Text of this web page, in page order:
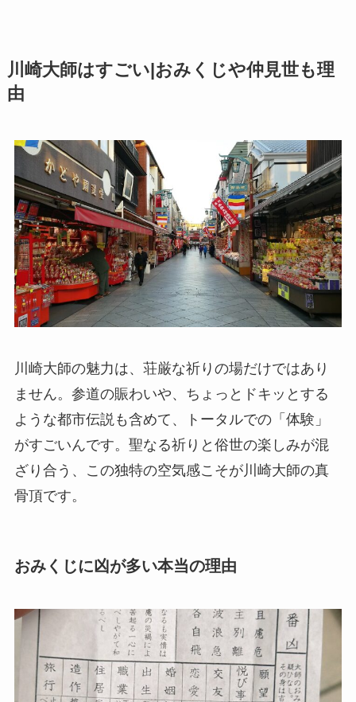
川崎大師はすごい|おみくじや仲見世も理
由
川崎大師の魅力は、荘厳な祈りの場だけではあり
ません。参道の賑わいや、ちょっとドキッとする
ような都市伝説も含めて、トータルでの「体験」
がすごいんです。聖なる祈りと俗世の楽しみが混
ざり合う、この独特の空気感こそが川崎大師の真
骨頂です。
おみくじに凶が多い本当の理由